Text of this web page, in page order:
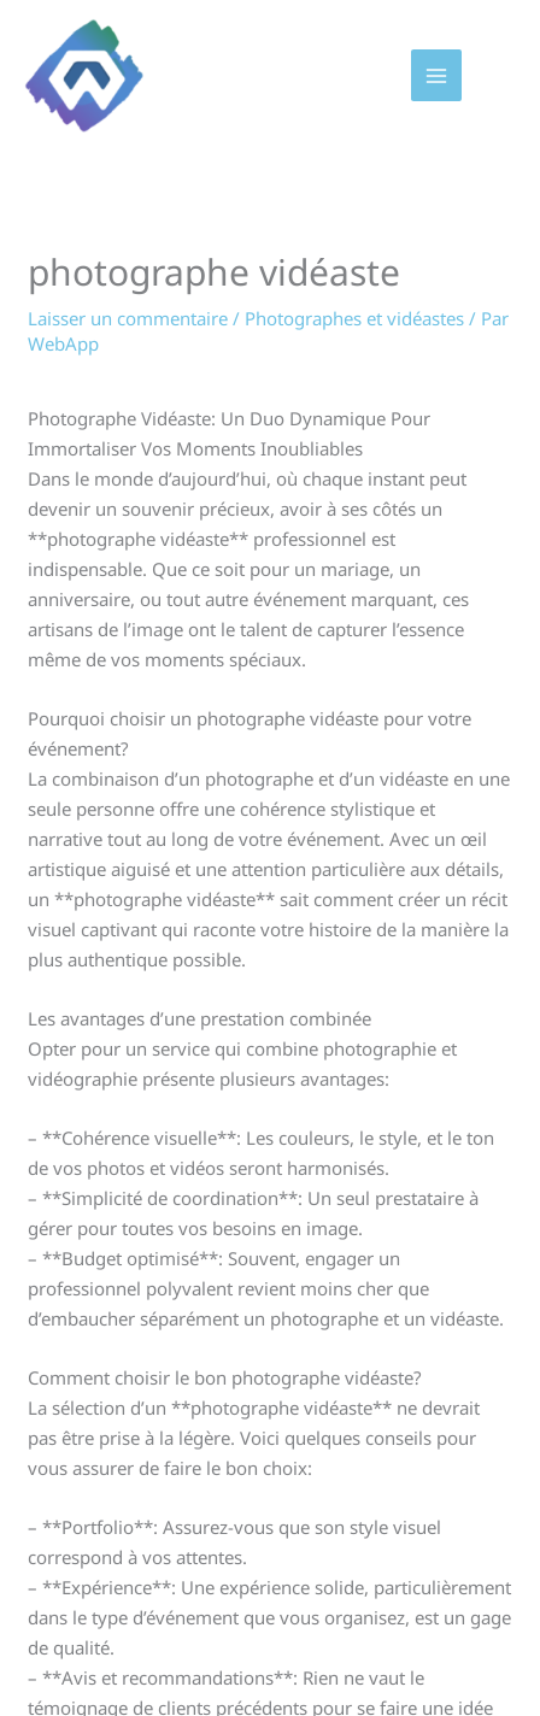
contenu
photographe vidéaste
Laisser un commentaire / Photographes et vidéastes / Par
WebApp
Photographe Vidéaste: Un Duo Dynamique Pour
Immortaliser Vos Moments Inoubliables
Dans le monde d’aujourd’hui, où chaque instant peut
devenir un souvenir précieux, avoir à ses côtés un
**photographe vidéaste** professionnel est
indispensable. Que ce soit pour un mariage, un
anniversaire, ou tout autre événement marquant, ces
artisans de l’image ont le talent de capturer l’essence
même de vos moments spéciaux.
Pourquoi choisir un photographe vidéaste pour votre
événement?
La combinaison d’un photographe et d’un vidéaste en une
seule personne offre une cohérence stylistique et
narrative tout au long de votre événement. Avec un œil
artistique aiguisé et une attention particulière aux détails,
un **photographe vidéaste** sait comment créer un récit
visuel captivant qui raconte votre histoire de la manière la
plus authentique possible.
Les avantages d’une prestation combinée
Opter pour un service qui combine photographie et
vidéographie présente plusieurs avantages:
– **Cohérence visuelle**: Les couleurs, le style, et le ton
de vos photos et vidéos seront harmonisés.
– **Simplicité de coordination**: Un seul prestataire à
gérer pour toutes vos besoins en image.
– **Budget optimisé**: Souvent, engager un
professionnel polyvalent revient moins cher que
d’embaucher séparément un photographe et un vidéaste.
Comment choisir le bon photographe vidéaste?
La sélection d’un **photographe vidéaste** ne devrait
pas être prise à la légère. Voici quelques conseils pour
vous assurer de faire le bon choix:
– **Portfolio**: Assurez-vous que son style visuel
correspond à vos attentes.
– **Expérience**: Une expérience solide, particulièrement
dans le type d’événement que vous organisez, est un gage
de qualité.
– **Avis et recommandations**: Rien ne vaut le
témoignage de clients précédents pour se faire une idée